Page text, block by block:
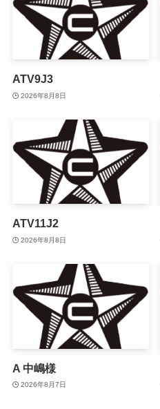
ATV9J3
2026年8月8日
ATV11J2
2026年8月8日
A 中嶋様
2026年8月7日